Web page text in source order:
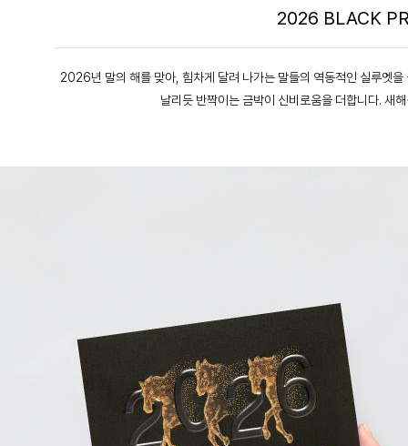
2026 BLACK
2026년 말의 해를 맞아, 힘차게 달려 나가는 말들의 역동적인 실루엣
날리듯 반짝이는 금박이 신비로움을 더합니다. 새